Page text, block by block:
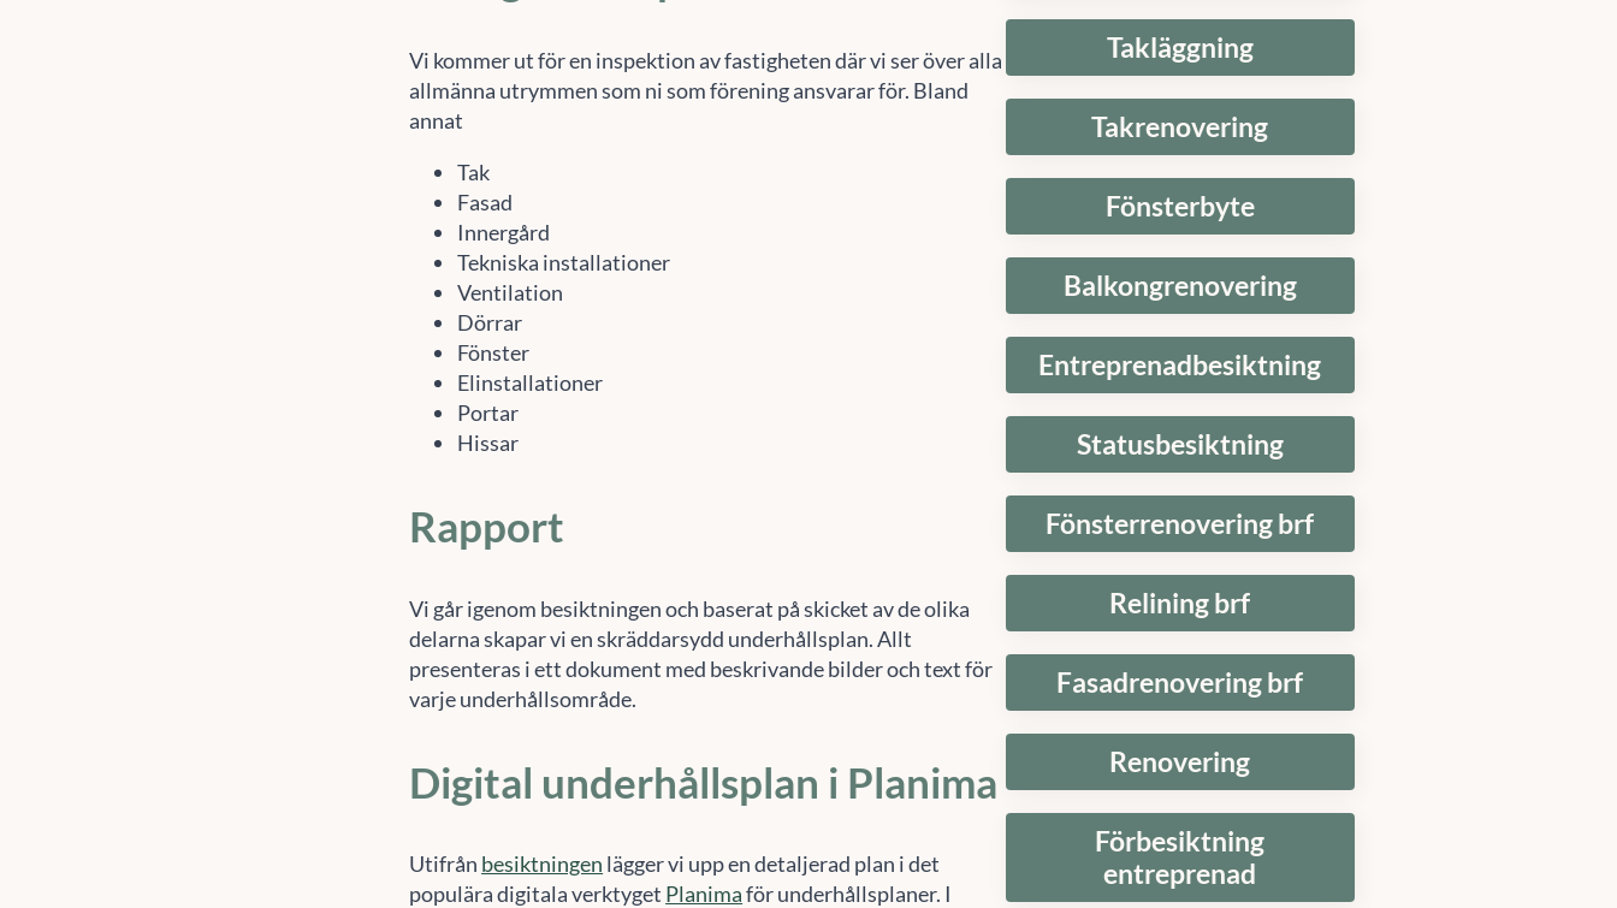
Vi kommer ut för en inspektion av fastigheten där vi ser över alla
allmänna utrymmen som ni som förening ansvarar för. Bland
annat
Tak
Fasad
Innergård
Tekniska installationer
Ventilation
Dörrar
Fönster
Elinstallationer
Portar
Hissar
Rapport
Vi går igenom besiktningen och baserat på skicket av de olika
delarna skapar vi en skräddarsydd underhållsplan. Allt
presenteras i ett dokument med beskrivande bilder och text för
varje underhållsområde.
Digital underhållsplan i Planima
Utifrån besiktningen lägger vi upp en detaljerad plan i det
populära digitala verktyget Planimaför underhållsplaner. I
Takläggning
Takrenovering
Fönsterbyte
Balkongrenovering
Entreprenadbesiktning
Statusbesiktning
Fönsterrenovering brf
Relining brf
Fasadrenovering brf
Renovering
Förbesiktning
entreprenad